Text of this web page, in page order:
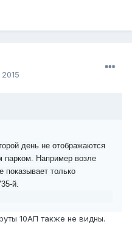
день не отображаются
Например возле
показывает только
й.
10АП также не видны.